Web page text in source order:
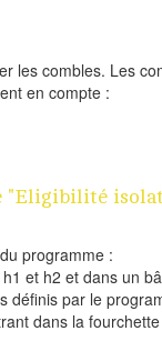
les combles. Les
en compte :
programme :
et h2 et dans un
définis par le
dans la